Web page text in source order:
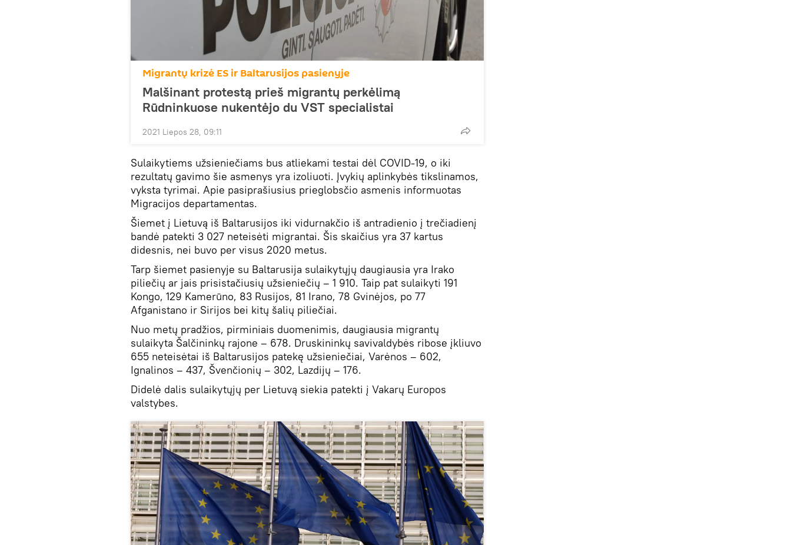
Migrantų krizė ES ir Baltarusijos pasienyje
Malšinant protestą prieš migrantų perkėlimą
Rūdninkuose nukentėjo du VST specialistai
2021 Liepos 28, 09:11
Sulaikytiems užsieniečiams bus atliekami testai dėl COVID-19, o iki
rezultatų gavimo šie asmenys yra izoliuoti. Įvykių aplinkybės tikslinamos,
vyksta tyrimai. Apie pasiprašiusius prieglobsčio asmenis informuotas
Migracijos departamentas.
Šiemet į Lietuvą iš Baltarusijos iki vidurnakčio iš antradienio į trečiadienį
bandė patekti 3 027 neteisėti migrantai. Šis skaičius yra 37 kartus
didesnis, nei buvo per visus 2020 metus.
Tarp šiemet pasienyje su Baltarusija sulaikytųjų daugiausia yra Irako
piliečių ar jais prisistačiusių užsieniečių – 1 910. Taip pat sulaikyti 191
Kongo, 129 Kamerūno, 83 Rusijos, 81 Irano, 78 Gvinėjos, po 77
Afganistano ir Sirijos bei kitų šalių piliečiai.
Nuo metų pradžios, pirminiais duomenimis, daugiausia migrantų
sulaikyta Šalčininkų rajone – 678. Druskininkų savivaldybės ribose įkliuvo
655 neteisėtai iš Baltarusijos patekę užsieniečiai, Varėnos – 602,
Ignalinos – 437, Švenčionių – 302, Lazdijų – 176.
Didelė dalis sulaikytųjų per Lietuvą siekia patekti į Vakarų Europos
valstybes.